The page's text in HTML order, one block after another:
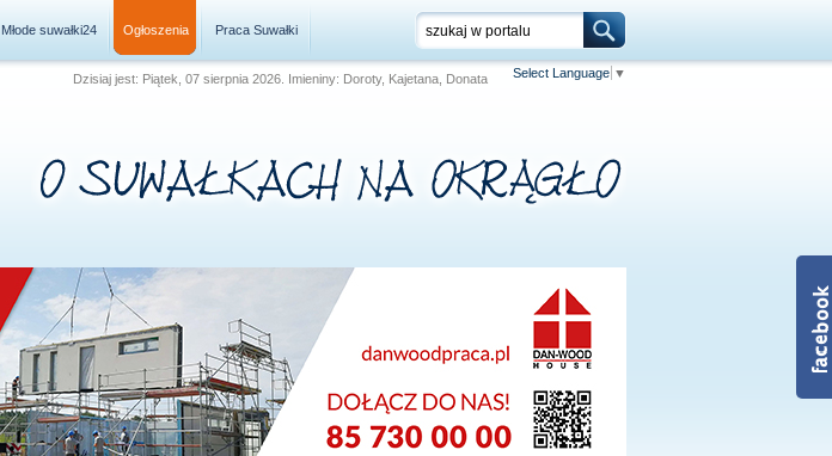
Młode suwałki24 Ogłoszenia Praca Suwałki
Dzisiaj jest: Piątek, 07 sierpnia 2026. Imieniny: Doroty, Kajetana, Donata Select Language ▼